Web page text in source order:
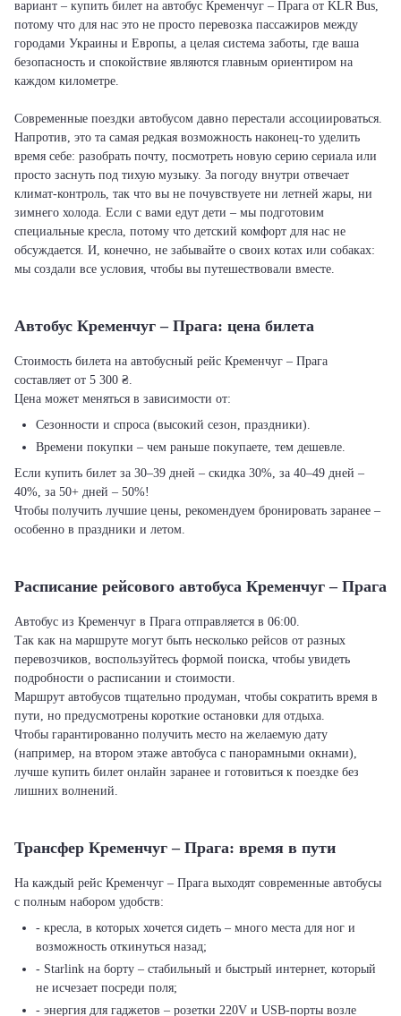
вариант – купить билет на автобус Кременчуг – Прага от KLR Bus,
потому что для нас это не просто перевозка пассажиров между
городами Украины и Европы, а целая система заботы, где ваша
безопасность и спокойствие являются главным ориентиром на
каждом километре.
Современные поездки автобусом давно перестали ассоциироваться.
Напротив, это та самая редкая возможность наконец-то уделить
время себе: разобрать почту, посмотреть новую серию сериала или
просто заснуть под тихую музыку. За погоду внутри отвечает
климат-контроль, так что вы не почувствуете ни летней жары, ни
зимнего холода. Если с вами едут дети – мы подготовим
специальные кресла, потому что детский комфорт для нас не
обсуждается. И, конечно, не забывайте о своих котах или собаках:
мы создали все условия, чтобы вы путешествовали вместе.
Автобус Кременчуг – Прага: цена билета
Стоимость билета на автобусный рейс Кременчуг – Прага
составляет от 5 300 ₴.
Цена может меняться в зависимости от:
Сезонности и спроса (высокий сезон, праздники).
Времени покупки – чем раньше покупаете, тем дешевле.
Если купить билет за 30–39 дней – скидка 30%, за 40–49 дней –
40%, за 50+ дней – 50%!
Чтобы получить лучшие цены, рекомендуем бронировать заранее –
особенно в праздники и летом.
Расписание рейсового автобуса Кременчуг – Прага
Автобус из Кременчуг в Прага отправляется в 06:00.
Так как на маршруте могут быть несколько рейсов от разных
перевозчиков, воспользуйтесь формой поиска, чтобы увидеть
подробности о расписании и стоимости.
Маршрут автобусов тщательно продуман, чтобы сократить время в
пути, но предусмотрены короткие остановки для отдыха.
Чтобы гарантированно получить место на желаемую дату
(например, на втором этаже автобуса с панорамными окнами),
лучше купить билет онлайн заранее и готовиться к поездке без
лишних волнений.
Трансфер Кременчуг – Прага: время в пути
На каждый рейс Кременчуг – Прага выходят современные автобусы
с полным набором удобств:
- кресла, в которых хочется сидеть – много места для ног и
возможность откинуться назад;
- Starlink на борту – стабильный и быстрый интернет, который
не исчезает посреди поля;
- энергия для гаджетов – розетки 220V и USB-порты возле